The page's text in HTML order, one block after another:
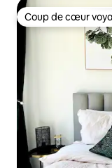
Coup de cœur
Coup de cœur